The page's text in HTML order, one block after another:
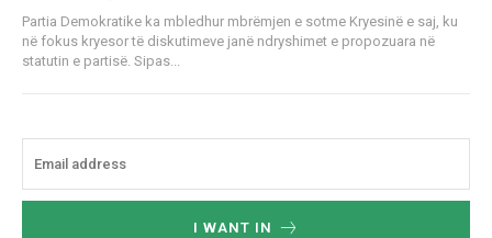
Partia Demokratike ka mbledhur mbrëmjen e sotme Kryesinë e saj, ku
në fokus kryesor të diskutimeve janë ndryshimet e propozuara në
statutin e partisë. Sipas...
I WANT IN